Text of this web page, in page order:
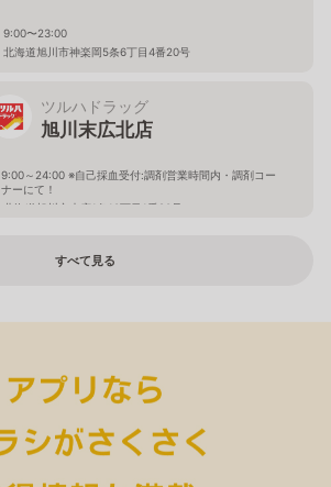
9:00〜23:00
北海道旭川市神楽岡5条6丁目4番20号
ツルハドラッグ
旭川末広北店
9:00～24:00 ※自己採血受付:調剤営業時間内・調剤コー
ナーにて！
北海道旭川市末広1条10丁目1番20号
すべて見る